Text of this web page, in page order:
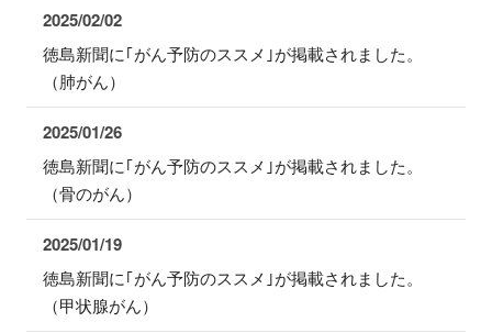
2025/02/02
徳島新聞に｢がん予防のススメ｣が掲載されました。
（肺がん）
2025/01/26
徳島新聞に｢がん予防のススメ｣が掲載されました。
（骨のがん）
2025/01/19
徳島新聞に｢がん予防のススメ｣が掲載されました。
（甲状腺がん）